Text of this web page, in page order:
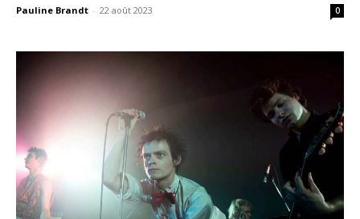
Pauline Brandt - 22 août 2023 0